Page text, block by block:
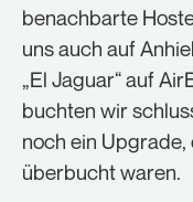
benachbarte
uns auch auf
„El Jaguar“ auf
buchten wir
noch ein
überbucht waren.